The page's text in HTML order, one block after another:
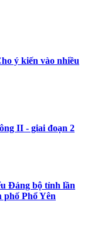
ý kiến vào nhiều
II - giai đoạn 2
Đảng bộ tỉnh lần
Phổ Yên